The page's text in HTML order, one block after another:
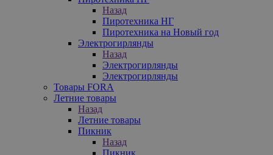
Назад
Пиротехника НГ
Пиротехника на Новый год
Электрогирлянды
Назад
Электрогирлянды
Электрогирлянды
Товары FORA
Летние товары
Назад
Летние товары
Пикник
Назад
Пикник